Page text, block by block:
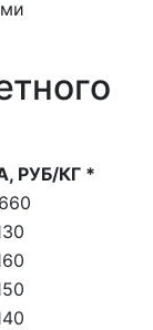
РУБ/КГ *